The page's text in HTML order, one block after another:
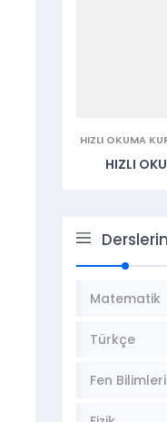
HIZLI OKUMA
HIZLI
Matematik
Türkçe
Fen Bilimleri